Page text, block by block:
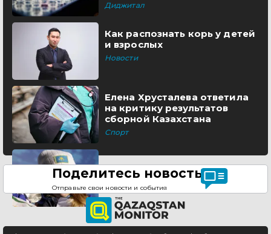
Диджитал
Как распознать корь у детей
и взрослых
Новости
Елена Хрусталева ответила
на критику результатов
сборной Казахстана
Спорт
Поделитесь новостью
Отправьте свои новости и события